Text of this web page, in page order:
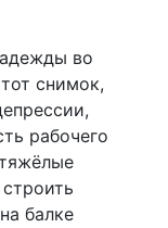
во
снимок,
рабочего
балке